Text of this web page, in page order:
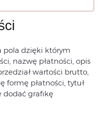
pola dzięki którym
nazwę płatności, opis
wartości brutto,
formę płatności, tytuł
dodać grafikę